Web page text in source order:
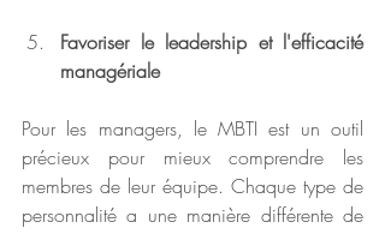
Favoriser le leadership et l'efficacité
managériale
Pour les managers, le MBTI est un outil
précieux pour mieux comprendre les
membres de leur équipe. Chaque type de
personnalité a une manière différente de